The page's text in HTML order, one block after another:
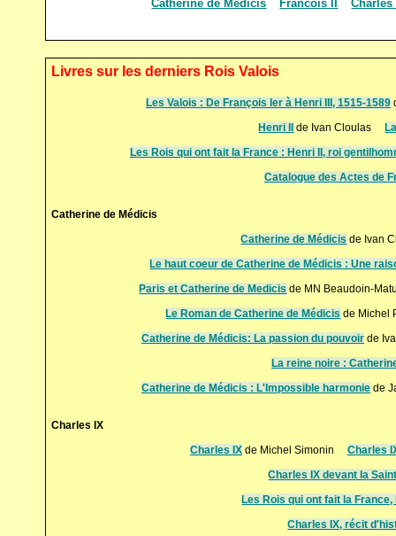
Catherine de Médicis
Francois II Charles
Livres sur les derniers Rois Valois
Les Valois : De François Ier à Henri III, 1515-1589
Henri II
de Ivan Cloulas
Les Rois qui ont fait la France : Henri II, roi
Catalogue des Actes de
Catherine de Médicis
Catherine de Médicis de Ivan
Le haut coeur de Catherine de Médicis : Une
Paris et Catherine de Medicis de MN Beaudoin-
Le Roman de Catherine de Médicis de
Catherine de Médicis: La passion du pouvoir de
La reine noire :
Catherine de Médicis : L'Impossible harmonie de
Charles IX
Charles IX de Michel Simonin Charles
Charles IX devant la
Les Rois qui ont fait la
Charles IX, récit